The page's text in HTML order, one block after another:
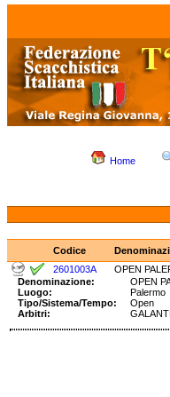
Home
Codice
2601003A
OPEN
Denominazione:
OPEN
Luogo:
Tipo/Sistema/Tempo:
Open
Arbitri: